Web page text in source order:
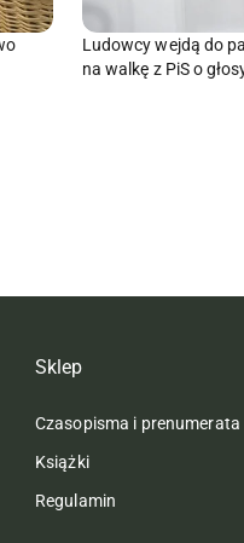
Ludowcy wejdą do
na walkę z PiS o
Sklep
Czasopisma i prenumerata
Książki
Regulamin